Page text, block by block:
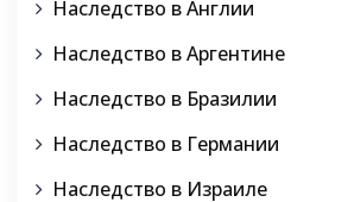
Наследство в Англии
Наследство в Аргентине
Наследство в Бразилии
Наследство в Германии
Наследство в Израиле